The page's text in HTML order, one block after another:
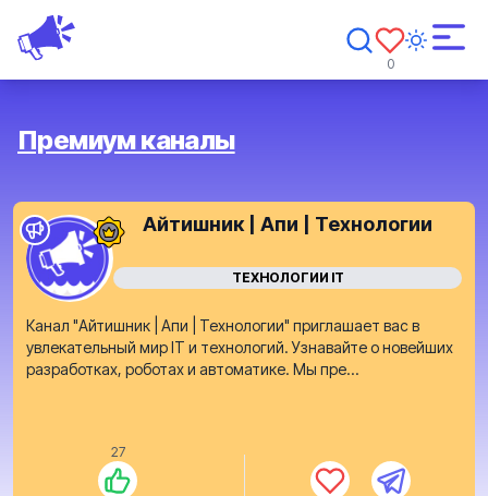
0
Премиум каналы
Айтишник | Апи | Технологии
ТЕХНОЛОГИИ IT
Канал "Айтишник | Апи | Технологии" приглашает вас в
увлекательный мир IT и технологий. Узнавайте о новейших
разработках, роботах и автоматике. Мы пре...
27